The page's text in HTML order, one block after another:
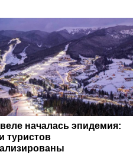
началась эпидемия:
туристов